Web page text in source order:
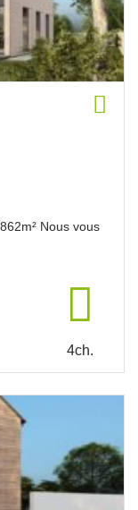
Nous vous
4ch.